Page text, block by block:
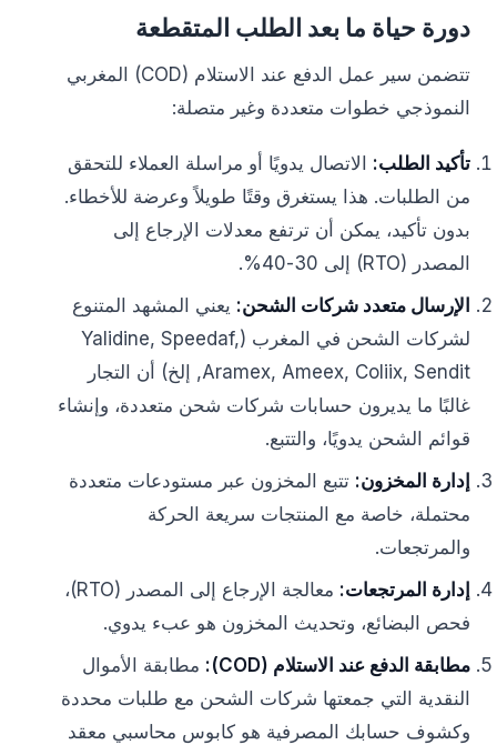
دورة حياة ما بعد الطلب المتقطعة
تتضمن سير عمل الدفع عند الاستلام (COD) المغربي
النموذجي خطوات متعددة وغير متصلة:
تأكيد الطلب: الاتصال يدويًا أو مراسلة العملاء للتحقق
من الطلبات. هذا يستغرق وقتًا طويلاً وعرضة للأخطاء.
بدون تأكيد، يمكن أن ترتفع معدلات الإرجاع إلى
المصدر (RTO) إلى 30-40%.
الإرسال متعدد شركات الشحن: يعني المشهد المتنوع
لشركات الشحن في المغرب (Yalidine, Speedaf,
Aramex, Ameex, Coliix, Sendit, إلخ) أن التجار
غالبًا ما يديرون حسابات شركات شحن متعددة، وإنشاء
قوائم الشحن يدويًا، والتتبع.
إدارة المخزون: تتبع المخزون عبر مستودعات متعددة
محتملة، خاصة مع المنتجات سريعة الحركة
والمرتجعات.
إدارة المرتجعات:
معالجة الإرجاع إلى المصدر (RTO)،
فحص البضائع، وتحديث المخزون هو عبء يدوي.
مطابقة الدفع عند الاستلام (COD):
مطابقة الأموال
النقدية التي جمعتها شركات الشحن مع طلبات محددة
وكشوف حسابك المصرفية هو كابوس محاسبي معقد